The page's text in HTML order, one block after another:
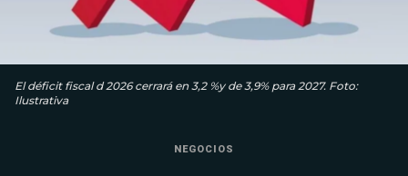
El déficit fiscal d 2026 cerrará en 3,2 %y de 3,9% para 2027. Foto:
Ilustrativa
NEGOCIOS